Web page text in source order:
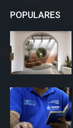
POPULARES